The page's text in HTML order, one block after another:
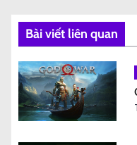
b
à
i
v
Bài viết liên quan